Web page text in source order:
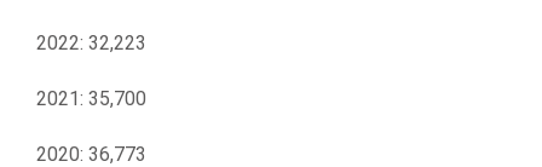
2022: 32,223
2021: 35,700
2020: 36,773